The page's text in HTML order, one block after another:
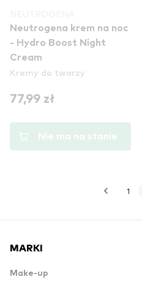
Neutrogena krem na noc
- Hydro Boost Night
Cream
Kremy do twarzy
77,99 zł
Nie ma na stanie
1
MARKI
Make-up